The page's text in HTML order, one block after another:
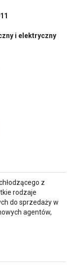
i elektryczny
z
rodzaje
do sprzedaży w
agentów,